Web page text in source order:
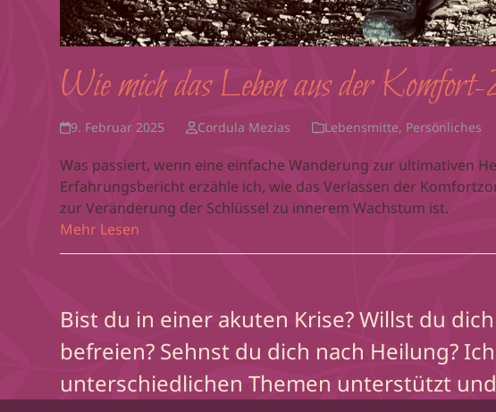
Wie mich das Leben aus der
9. Februar 2025 Cordula Mezias Lebensmitte, Persönliches
Was passiert, wenn eine einfache Wanderung zur ultimativen
Erfahrungsbericht erzähle ich, wie das Verlassen der
zur Veränderung der Schlüssel zu innerem Wachstum ist.
Mehr Lesen
Bist du in einer akuten Krise? Willst du
befreien? Sehnst du dich nach Heilung?
unterschiedlichen Themen unterstützt